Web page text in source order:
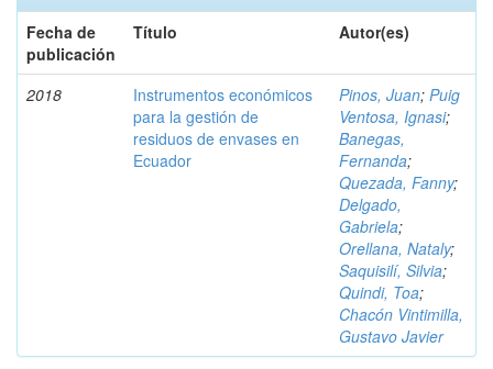
Fecha de
publicación
Título Autor(es)
2018
Instrumentos económicos
para la gestión de
residuos de envases en
Ecuador
Pinos, Juan; Puig
Ventosa, Ignasi;
Banegas,
Fernanda;
Quezada, Fanny;
Delgado,
Gabriela;
Orellana, Nataly;
Saquisilí, Silvia;
Quindi, Toa;
Chacón Vintimilla,
Gustavo Javier